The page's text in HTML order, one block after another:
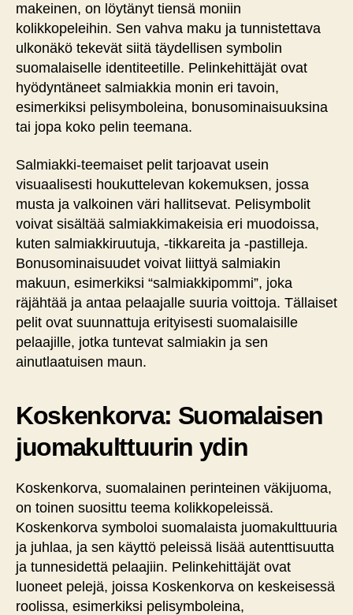
makeinen, on löytänyt tiensä moniin
kolikkopeleihin. Sen vahva maku ja tunnistettava
ulkonäkö tekevät siitä täydellisen symbolin
suomalaiselle identiteetille. Pelinkehittäjät ovat
hyödyntäneet salmiakkia monin eri tavoin,
esimerkiksi pelisymboleina, bonusominaisuuksina
tai jopa koko pelin teemana.
Salmiakki-teemaiset pelit tarjoavat usein
visuaalisesti houkuttelevan kokemuksen, jossa
musta ja valkoinen väri hallitsevat. Pelisymbolit
voivat sisältää salmiakkimakeisia eri muodoissa,
kuten salmiakkiruutuja, -tikkareita ja -pastilleja.
Bonusominaisuudet voivat liittyä salmiakin
makuun, esimerkiksi “salmiakkipommi”, joka
räjähtää ja antaa pelaajalle suuria voittoja. Tällaiset
pelit ovat suunnattuja erityisesti suomalaisille
pelaajille, jotka tuntevat salmiakin ja sen
ainutlaatuisen maun.
Koskenkorva: Suomalaisen
juomakulttuurin ydin
Koskenkorva, suomalainen perinteinen väkijuoma,
on toinen suosittu teema kolikkopeleissä.
Koskenkorva symboloi suomalaista juomakulttuuria
ja juhlaa, ja sen käyttö peleissä lisää autenttisuutta
ja tunnesidettä pelaajiin. Pelinkehittäjät ovat
luoneet pelejä, joissa Koskenkorva on keskeisessä
roolissa, esimerkiksi pelisymboleina,